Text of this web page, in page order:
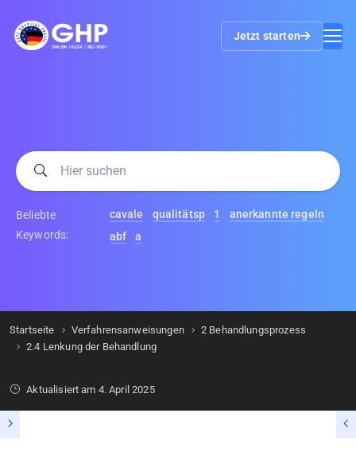
Jetzt starten
Beliebte
Keywords:
cavale qualitätsp 1
anerkannte regeln
abf
a
Startseite Verfahrensanweisungen
2 Behandlungsprozess
2.4 Lenkung der Behandlung
Aktualisiert am 4. April 2025